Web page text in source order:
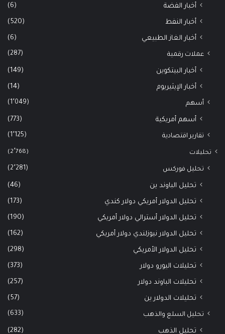
أخبار الفضة (6)
أخبار النفط (520)
أخبار الغاز الطبيعي (6)
عملات رقمية (287)
أخبار البيتكوين (149)
أخبار الإيثيريوم (14)
أسهم (1٬049)
أسهم أمريكية (773)
تقارير اقتصادية (1٬125)
تحليلات (2٬768)
تحليل فوركس (2٬281)
تحليل الباوند ين (46)
تحليل الدولار أمريكي دولار كندي (173)
تحليل الدولار أسترالي دولار أمريكي (190)
تحليل الدولار نيوزلندي دولار أمريكي (162)
تحليل الدولار الأمريكي (298)
تحليلات اليورو دولار (373)
تحليلات الباوند دولار (257)
تحليلات الدولار ين (57)
تحليل السلع والذهب (633)
تحليل الذهب (282)